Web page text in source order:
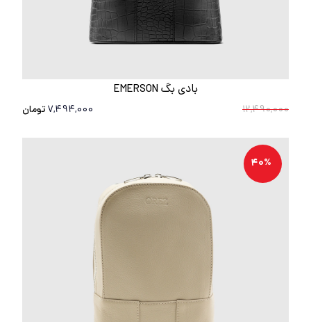
بادی بگ EMERSON
12,490,000
7,494,000تومان
40%